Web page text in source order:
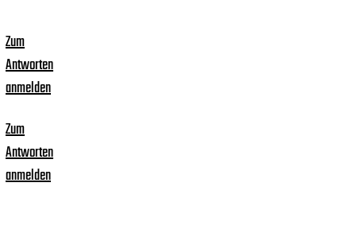
Zum
Antworten
anmelden
Zum
Antworten
anmelden